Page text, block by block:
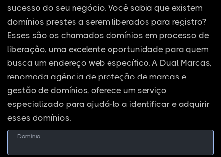
sucesso do seu negócio. Você sabia que existem
domínios prestes a serem liberados para registro?
Esses são os chamados domínios em processo de
liberação, uma excelente oportunidade para quem
busca um endereço web específico. A Dual Marcas,
renomada agência de proteção de marcas e
gestão de domínios, oferece um serviço
especializado para ajudá-lo a identificar e adquirir
esses domínios.
Domínio